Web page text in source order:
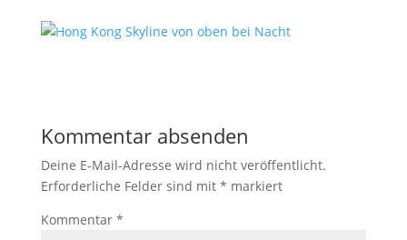
Kommentar absenden
Deine E-Mail-Adresse wird nicht veröffentlicht.
Erforderliche Felder sind mit * markiert
Kommentar *